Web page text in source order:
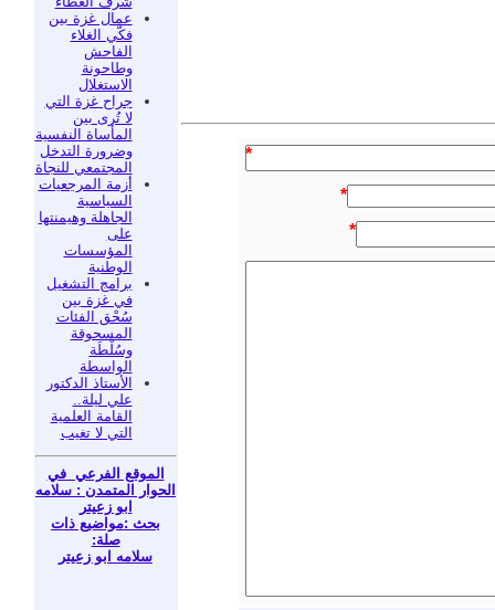
عمال غزة بين
فكّي الغلاء
الفاحش
وطاحونة
الاستغلال
جراح غزة التي
لا تُرى بين
المأساة النفسية
وضرورة التدخل
المجتمعي للنجاة
أزمة المرجعيات
السياسية
الجاهلة وهيمنتها
على
المؤسسات
الوطنية
برامج التشغيل
في غزة بين
سُحْق الفئات
المسحوقة
وسُلْطَة
الواسطة
الأستاذ الدكتور
علي ليلة..
القامة العلمية
التي لا تغيب
الموقع الفرعي في
الحوار المتمدن : سلامه
ابو زعيتر
بحث :مواضيع ذات
صلة:
سلامه ابو زعيتر
*
*
*